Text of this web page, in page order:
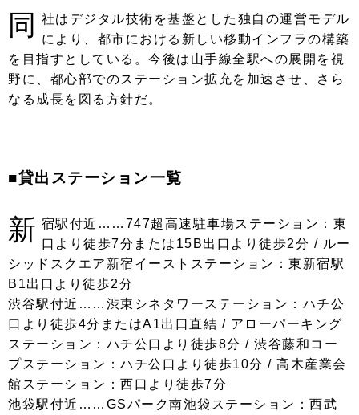
同
社はデジタル技術を基盤とした独自の運営モデル
により、都市における新しい移動インフラの構築
を目指すとしている。今後は山手線全駅への展開を視
野に、都心部でのステーション拡充を加速させ、さら
なる成長を図る方針だ。
■貸出ステーション一覧
新 宿駅付近……747超高速駐車場ステーション：東
口より徒歩7分または15B出口より徒歩2分 / ルー
シッドスクエア新宿イーストステーション：東新宿駅
B1出口より徒歩2分
渋谷駅付近……渋東シネタワーステーション：ハチ公
口より徒歩4分またはA1出口直結 / アローパーキング
ステーション：ハチ公口より徒歩8分 / 渋谷藤和コー
プステーション：ハチ公口より徒歩10分 / 高木産業会
館ステーション：西口より徒歩7分
池袋駅付近……GSパーク南池袋ステーション：西武